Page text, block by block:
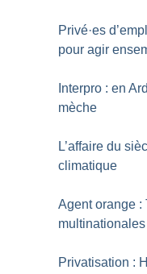
Privé·es
pour agir
Interpro : en
mèche
L’affaire du
climatique
Agent orange :
multinationales
Privatisation :